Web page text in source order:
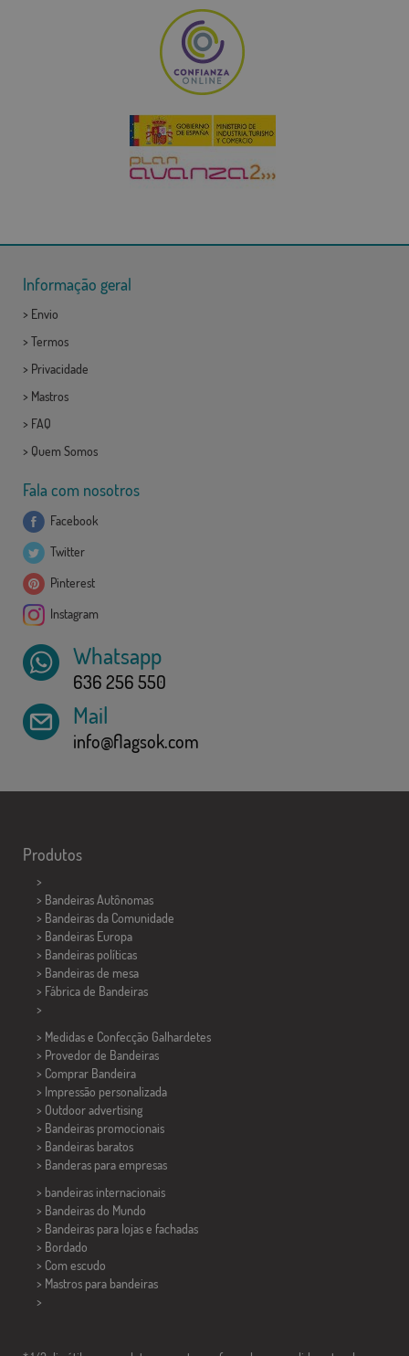
Informação geral
> Envio
> Termos
> Privacidade
> Mastros
> FAQ
> Quem Somos
Fala com nosotros
Facebook
Twitter
Pinterest
Instagram
Whatsapp
636 256 550
Mail
info@flagsok.com
Produtos
>
> Bandeiras Autônomas
> Bandeiras da Comunidade
> Bandeiras Europa
> Bandeiras políticas
> Bandeiras de mesa
> Fábrica de Bandeiras
>
> Medidas e Confecção Galhardetes
> Provedor de Bandeiras
> Comprar Bandeira
> Impressão personalizada
> Outdoor advertising
> Bandeiras promocionais
> Bandeiras baratos
> Banderas para empresas
> bandeiras internacionais
> Bandeiras do Mundo
> Bandeiras para lojas e fachadas
> Bordado
> Com escudo
> Mastros para bandeiras
>